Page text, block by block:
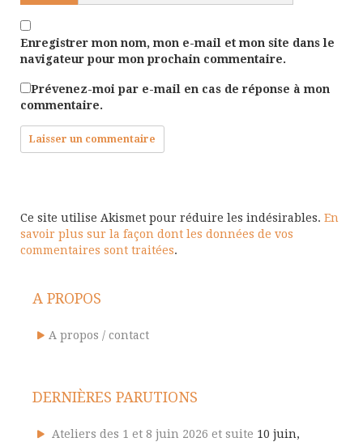
Enregistrer mon nom, mon e-mail et mon site dans le
navigateur pour mon prochain commentaire.
Prévenez-moi par e-mail en cas de réponse à mon
commentaire.
Ce site utilise Akismet pour réduire les indésirables. En
savoir plus sur la façon dont les données de vos
commentaires sont traitées.
A PROPOS
A propos / contact
DERNIÈRES PARUTIONS
Ateliers des 1 et 8 juin 2026 et suite 10 juin,